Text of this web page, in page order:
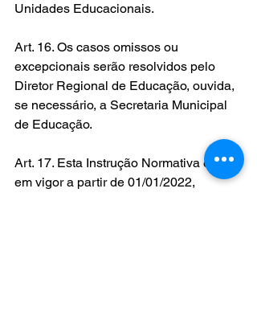
Unidades Educacionais.
Art. 16. Os casos omissos ou
excepcionais serão resolvidos pelo
Diretor Regional de Educação, ouvida,
se necessário, a Secretaria Municipal
de Educação.
Art. 17. Esta Instrução Normativa entra
em vigor a partir de 01/01/2022,